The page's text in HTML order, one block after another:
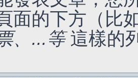
面的下方（比
、...等這樣的